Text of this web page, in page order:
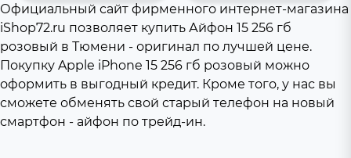
Официальный сайт фирменного интернет-магазина
iShop72.ru позволяет купить Айфон 15 256 гб
розовый в Тюмени - оригинал по лучшей цене.
Покупку Apple iPhone 15 256 гб розовый можно
оформить в выгодный кредит. Кроме того, у нас вы
сможете обменять свой старый телефон на новый
смартфон - айфон по трейд-ин.